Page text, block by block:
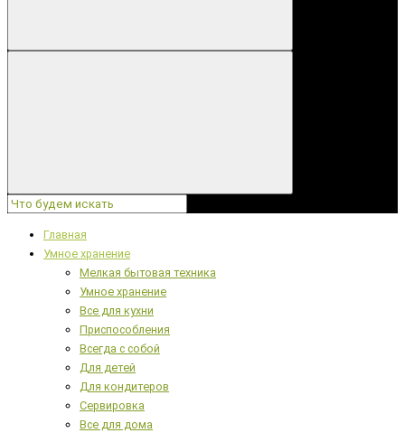
Главная
Умное хранение
Мелкая бытовая техника
Умное хранение
Все для кухни
Приспособления
Всегда с собой
Для детей
Для кондитеров
Сервировка
Все для дома